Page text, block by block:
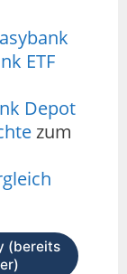
ETF
Depot
zum
(bereits